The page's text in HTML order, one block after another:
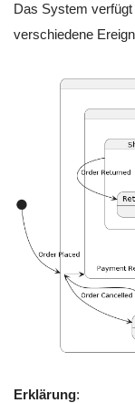
Das System
verschiedene
Erklärung: